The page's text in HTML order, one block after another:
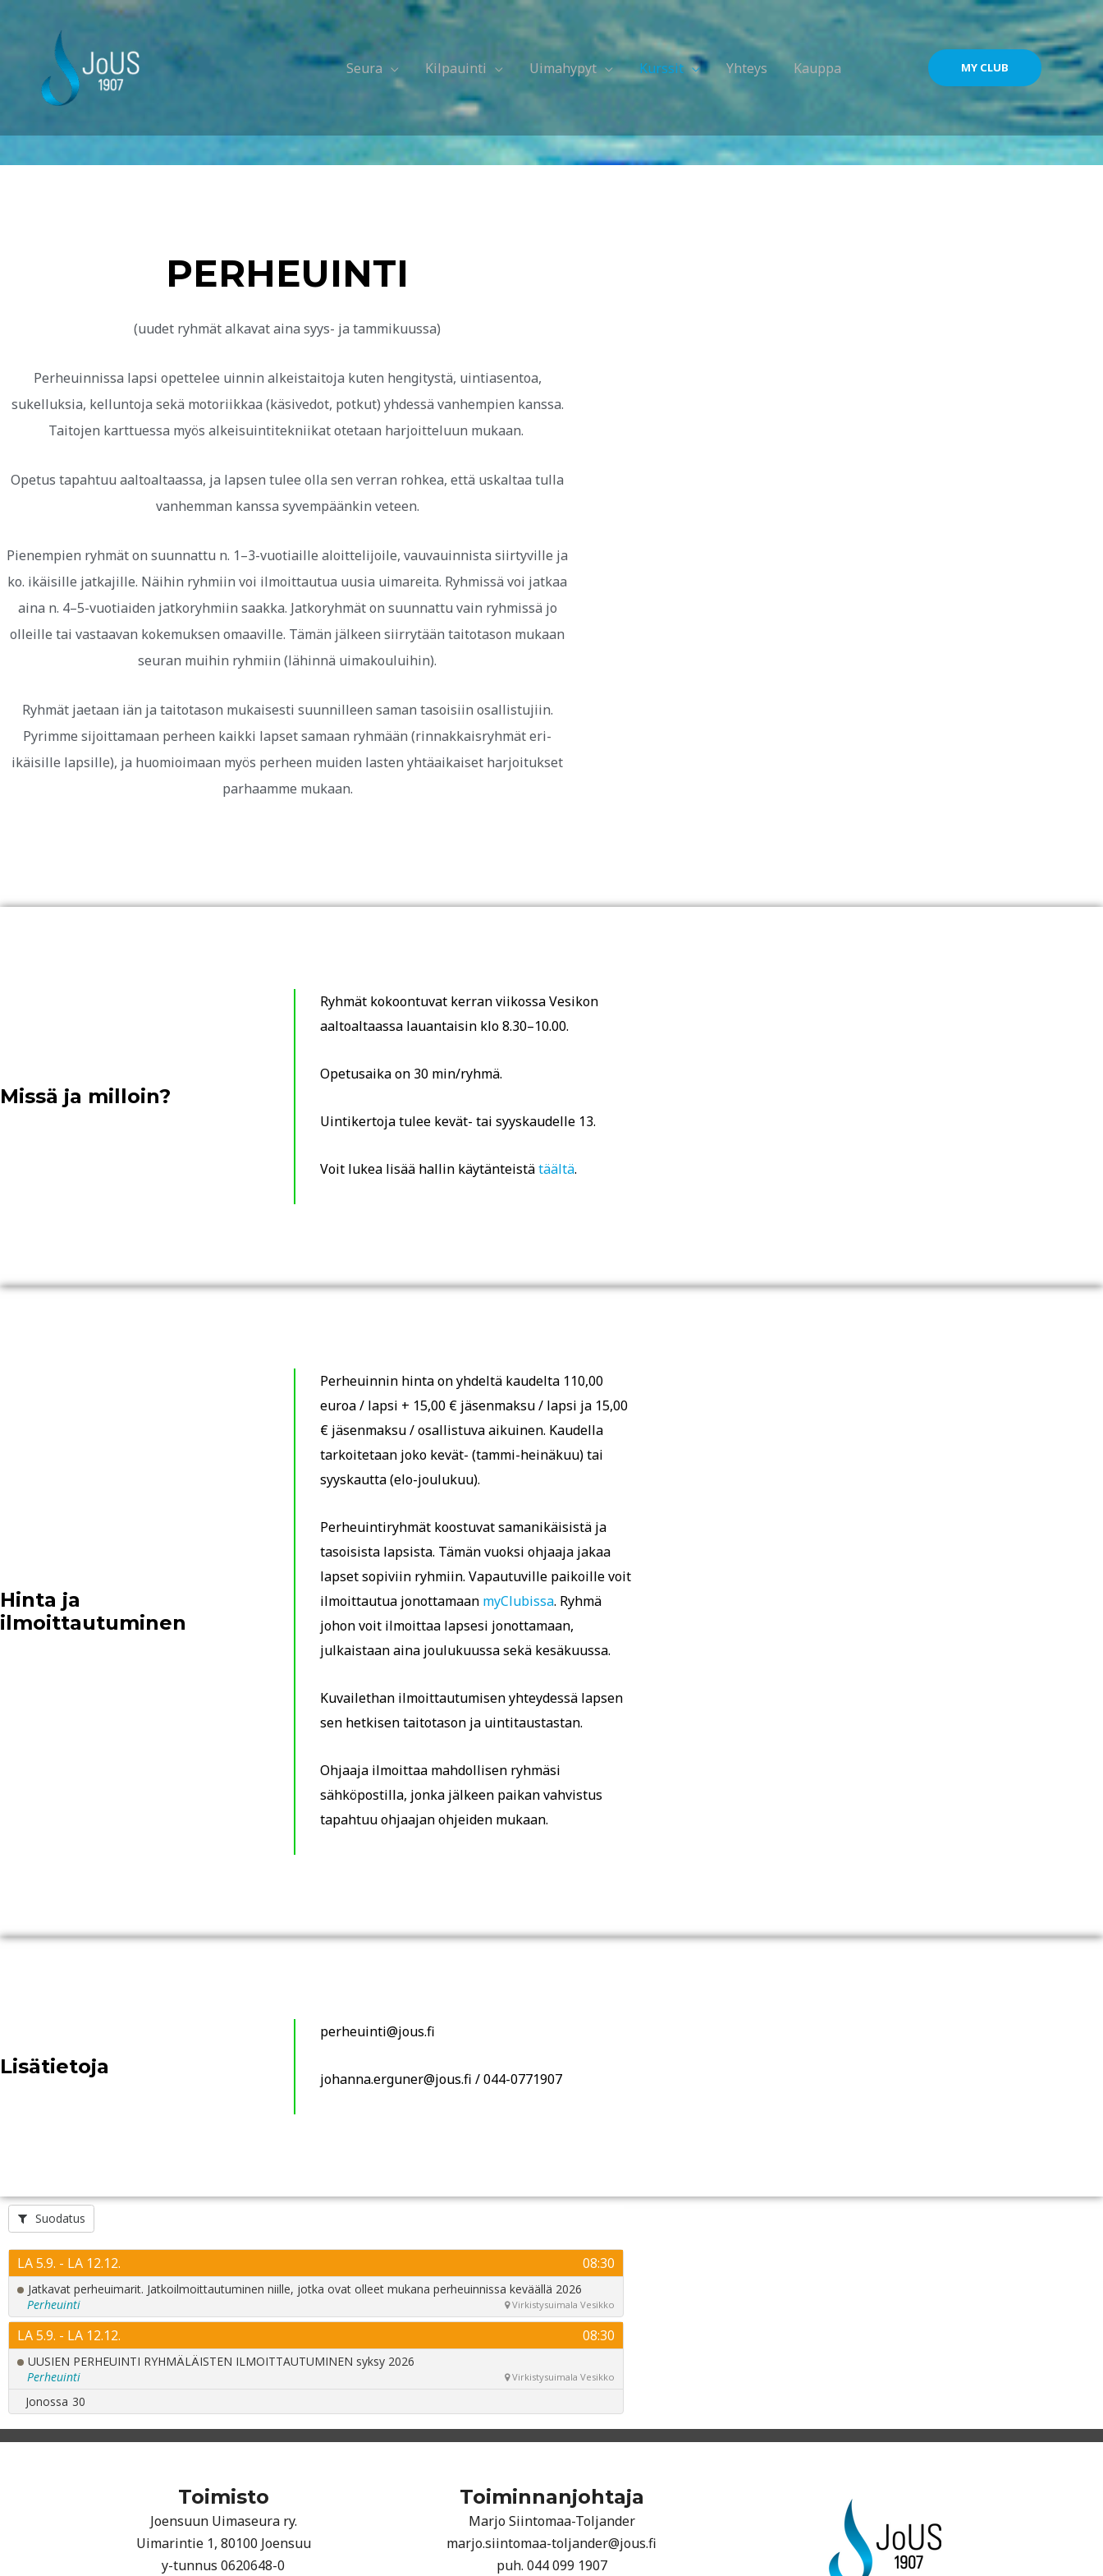
Seura Kilpauinti Uimahypyt Kurssit Yhteys Kauppa MY CLUB
PERHEUINTI
(uudet ryhmät alkavat aina syys- ja tammikuussa)
Perheuinnissa lapsi opettelee uinnin alkeistaitoja kuten hengitystä, uintiasentoa,
sukelluksia, kelluntoja sekä motoriikkaa (käsivedot, potkut) yhdessä vanhempien kanssa.
Taitojen karttuessa myös alkeisuintitekniikat otetaan harjoitteluun mukaan.
Opetus tapahtuu aaltoaltaassa, ja lapsen tulee olla sen verran rohkea, että uskaltaa tulla
vanhemman kanssa syvempäänkin veteen.
Pienempien ryhmät on suunnattu n. 1–3-vuotiaille aloittelijoile, vauvauinnista siirtyville ja
ko. ikäisille jatkajille. Näihin ryhmiin voi ilmoittautua uusia uimareita. Ryhmissä voi jatkaa
aina n. 4–5-vuotiaiden jatkoryhmiin saakka. Jatkoryhmät on suunnattu vain ryhmissä jo
olleille tai vastaavan kokemuksen omaaville. Tämän jälkeen siirrytään taitotason mukaan
seuran muihin ryhmiin (lähinnä uimakouluihin).
Ryhmät jaetaan iän ja taitotason mukaisesti suunnilleen saman tasoisiin osallistujiin.
Pyrimme sijoittamaan perheen kaikki lapset samaan ryhmään (rinnakkaisryhmät eri-
ikäisille lapsille), ja huomioimaan myös perheen muiden lasten yhtäaikaiset harjoitukset
parhaamme mukaan.
Missä ja milloin?
Ryhmät kokoontuvat kerran viikossa Vesikon
aaltoaltaassa lauantaisin klo 8.30–10.00.
Opetusaika on 30 min/ryhmä.
Uintikertoja tulee kevät- tai syyskaudelle 13.
Voit lukea lisää hallin käytänteistätäältä.
Hinta ja
ilmoittautuminen
Perheuinnin hinta on yhdeltä kaudelta 110,00
euroa / lapsi + 15,00 € jäsenmaksu / lapsi ja 15,00
€ jäsenmaksu / osallistuva aikuinen. Kaudella
tarkoitetaan joko kevät- (tammi-heinäkuu) tai
syyskautta (elo-joulukuu).
Perheuintiryhmät koostuvat samanikäisistä ja
tasoisista lapsista. Tämän vuoksi ohjaaja jakaa
lapset sopiviin ryhmiin. Vapautuville paikoille voit
ilmoittautua jonottamaan myClubissa. Ryhmä
johon voit ilmoittaa lapsesi jonottamaan,
julkaistaan aina joulukuussa sekä kesäkuussa.
Kuvailethan ilmoittautumisen yhteydessä lapsen
sen hetkisen taitotason ja uintitaustastan.
Ohjaaja ilmoittaa mahdollisen ryhmäsi
sähköpostilla, jonka jälkeen paikan vahvistus
tapahtuu ohjaajan ohjeiden mukaan.
Lisätietoja
perheuinti@jous.fi
johanna.erguner@jous.fi / 044-0771907
Toimisto
Joensuun Uimaseura ry.
Uimarintie 1, 80100 Joensuu
y-tunnus 0620648-0
Toiminnanjohtaja
Marjo Siintomaa-Toljander
marjo.siintomaa-toljander@jous.fi
puh. 044 099 1907